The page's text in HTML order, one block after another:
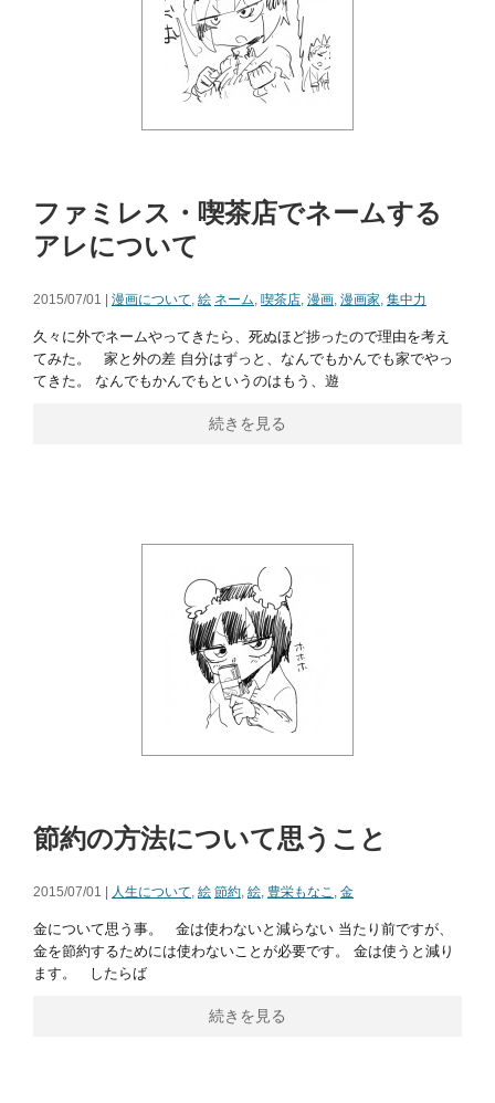
ファミレス・喫茶店でネームする
アレについて
2015/07/01 | 漫画について 絵 ネーム 喫茶店 漫画 漫画家 集中力
久々に外でネームやってきたら、死ぬほど捗ったので理由を考え
てみた。 家と外の差 自分はずっと、なんでもかんでも家でやっ
てきた。 なんでもかんでもというのはもう、遊
続きを見る
節約の方法について思うこと
2015/07/01 | 人生について 絵 節約 絵 豊栄もなこ 金
金について思う事。 金は使わないと減らない 当たり前ですが、
金を節約するためには使わないことが必要です。 金は使うと減り
ます。 したらば
続きを見る